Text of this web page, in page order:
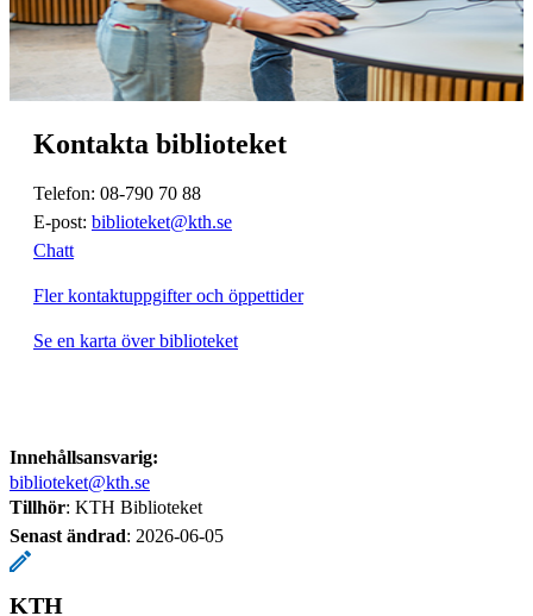
Kontakta biblioteket
Telefon: 08-790 70 88
E-post: biblioteket@kth.se
Chatt
Fler kontaktuppgifter och öppettider
Se en karta över biblioteket
Innehållsansvarig:
biblioteket@kth.se
Tillhör: KTH Biblioteket
Senast ändrad: 2026-06-05
KTH